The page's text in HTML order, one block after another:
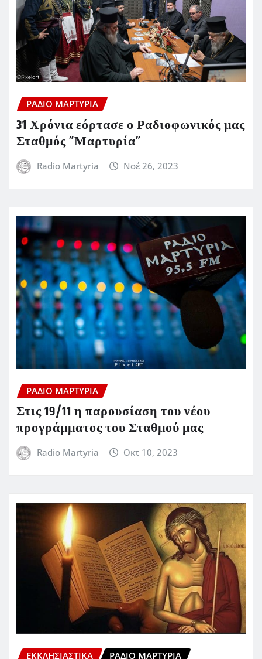
ΡΆΔΙΟ ΜΑΡΤΥΡΊΑ
31 Χρόνια εόρτασε ο Ραδιοφωνικός μας
Σταθμός ”Μαρτυρία”
Radio Martyria Νοέ 26, 2023
ΡΆΔΙΟ ΜΑΡΤΥΡΊΑ
Στις 19/11 η παρουσίαση του νέου
προγράμματος του Σταθμού μας
Radio Martyria Οκτ 10, 2023
ΕΚΚΛΗΣΙΑΣΤΙΚΆ ΡΆΔΙΟ ΜΑΡΤΥΡΊΑ